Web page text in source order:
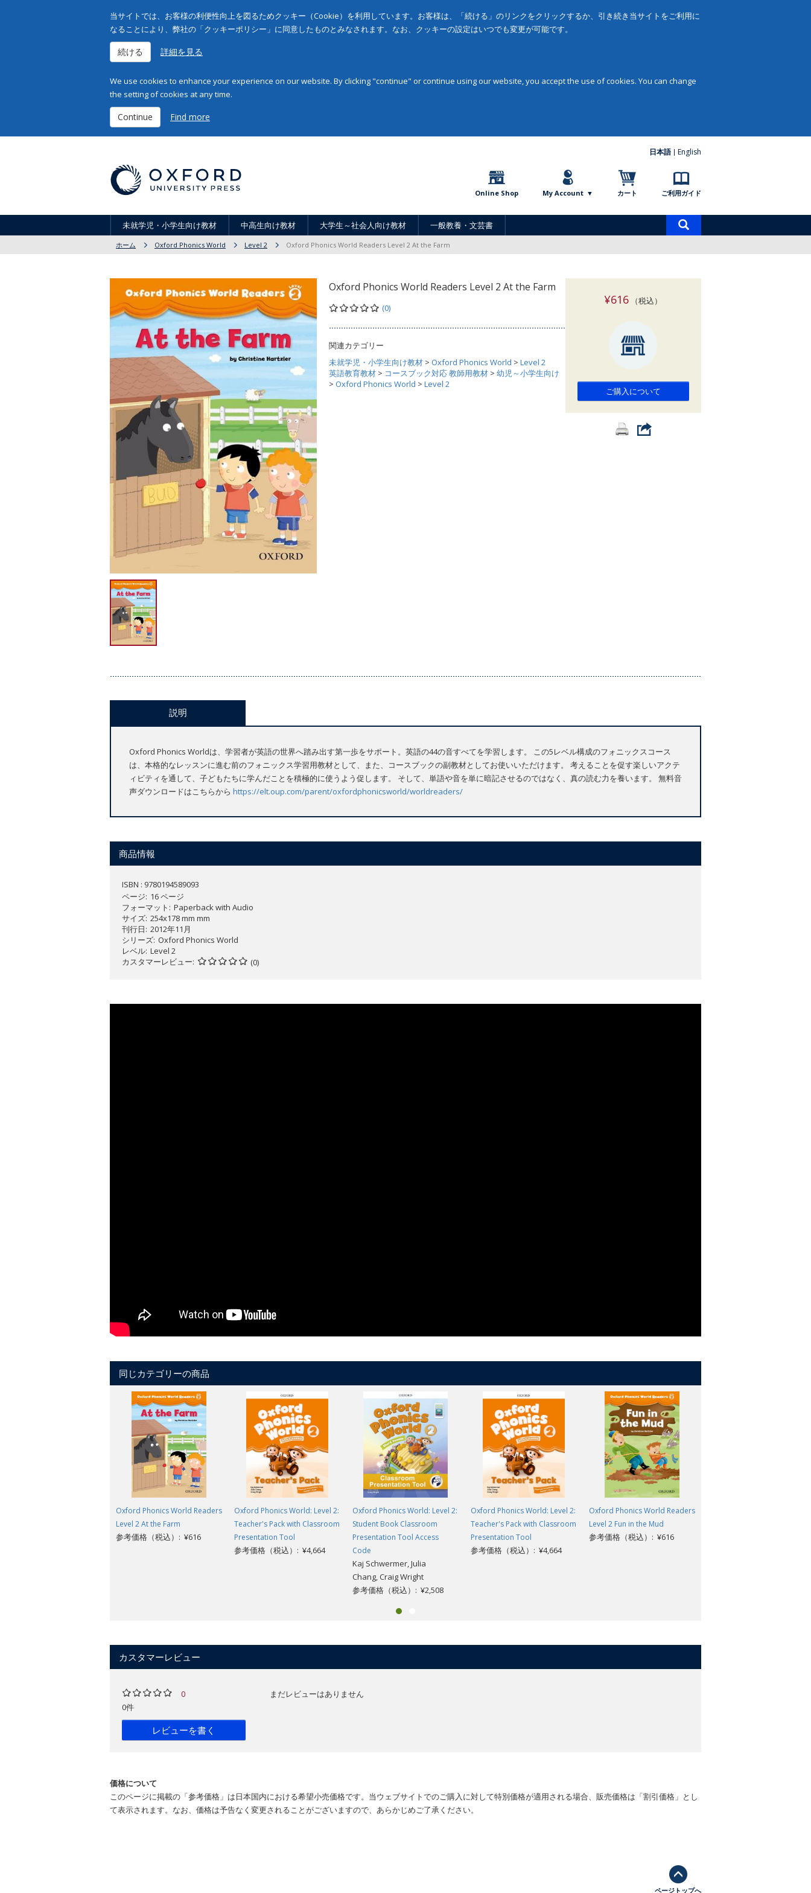
当サイトでは、お客様の利便性向上を図るためクッキー（Cookie）を利用しています。お客様は、「続ける」のリンクをクリックするか、引き続き当サイトをご利用に
なることにより、弊社の「クッキーポリシー」に同意したものとみなされます。なお、クッキーの設定はいつでも変更が可能です。
続ける 詳細を見る
We use cookies to enhance your experience on our website. By clicking "continue" or continue using our website, you accept the use of cookies. You can change
the setting of cookies at any time.
Continue Find more
日本語 English
Online Shop My Account カート ご利用ガイド
未就学児・小学生向け教材 中高生向け教材 大学生～社会人向け教材 一般教養・文芸書
索
ホーム Oxford Phonics World Level 2 Oxford Phonics World Readers Level 2 At the Farm
Oxford Phonics World Readers Level 2 At the Farm
(0)
関連カテゴリー
未就学児・小学生向け教材 > Oxford Phonics World > Level 2
英語教育教材 > コースブック対応 教師用教材 > 幼児～小学生向け
> Oxford Phonics World > Level 2
¥616 （税込）
ご購入について
説明
Oxford Phonics Worldは、学習者が英語の世界へ踏み出す第一歩をサポート。英語の44の音すべてを学習します。 この5レベル構成のフォニックスコース
は、本格的なレッスンに進む前のフォニックス学習用教材として、また、コースブックの副教材としてお使いいただけます。 考えることを促す楽しいアクテ
ィビティを通して、子どもたちに学んだことを積極的に使うよう促します。 そして、単語や音を単に暗記させるのではなく、真の読む力を養います。 無料音
声ダウンロードはこちらから https://elt.oup.com/parent/oxfordphonicsworld/worldreaders/
商品情報
ISBN : 9780194589093
ページ 16 ページ
フォーマット
Paperback with Audio
サイズ 254x178 mm mm
刊行日 2012年11月
シリーズ Oxford Phonics World
レベル Level 2
カスタマーレビュー
(0)
同じカテゴリーの商品
Oxford Phonics World Readers
Level 2 At the Farm
参考価格（税込）: ¥616
Oxford Phonics World: Level 2:
Teacher's Pack with Classroom
Presentation Tool
参考価格（税込）: ¥4,664
Oxford Phonics World: Level 2:
Student Book Classroom
Presentation Tool Access
Code
Kaj Schwermer, Julia
Chang, Craig Wright
参考価格（税込）: ¥2,508
Oxford Phonics World: Level 2:
Teacher's Pack with Classroom
Presentation Tool
参考価格（税込）: ¥4,664
Oxford Phonics World Readers
Level 2 Fun in the Mud
参考価格（税込）: ¥616
カスタマーレビュー
0
0件
レビューを書く
まだレビューはありません
価格について
このページに掲載の「参考価格」は日本国内における希望小売価格です。当ウェブサイトでのご購入に対して特別価格が適用される場合、販売価格は「割引価格」とし
て表示されます。なお、価格は予告なく変更されることがございますので、あらかじめご了承ください。
ページトップへ